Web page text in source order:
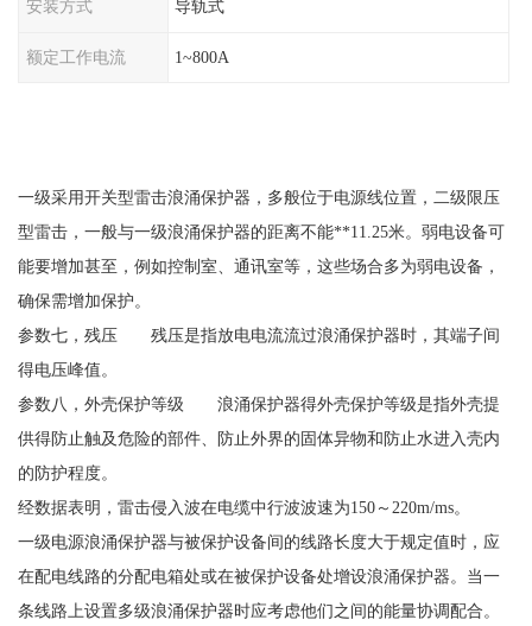
安装方式 导轨式
额定工作电流 1~800A
一级采用开关型雷击浪涌保护器，多般位于电源线位置，二级限压
型雷击，一般与一级浪涌保护器的距离不能**11.25米。弱电设备可
能要增加甚至，例如控制室、通讯室等，这些场合多为弱电设备，
确保需增加保护。
参数七，残压 残压是指放电电流流过浪涌保护器时，其端子间
得电压峰值。
参数八，外壳保护等级 浪涌保护器得外壳保护等级是指外壳提
供得防止触及危险的部件、防止外界的固体异物和防止水进入壳内
的防护程度。
经数据表明，雷击侵入波在电缆中行波波速为150～220m/ms。
一级电源浪涌保护器与被保护设备间的线路长度大于规定值时，应
在配电线路的分配电箱处或在被保护设备处增设浪涌保护器。当一
条线路上设置多级浪涌保护器时应考虑他们之间的能量协调配合。